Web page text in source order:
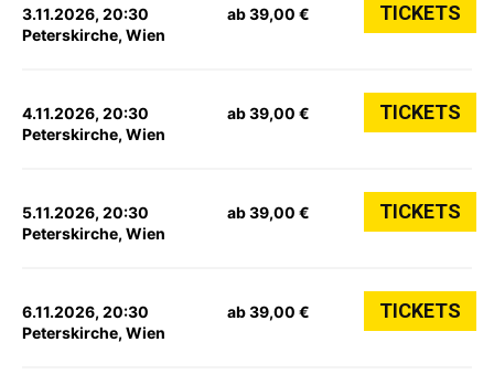
3.11.2026, 20:30
Peterskirche, Wien
ab 39,00 € TICKETS
4.11.2026, 20:30
Peterskirche, Wien
ab 39,00 € TICKETS
5.11.2026, 20:30
Peterskirche, Wien
ab 39,00 € TICKETS
6.11.2026, 20:30
Peterskirche, Wien
ab 39,00 € TICKETS